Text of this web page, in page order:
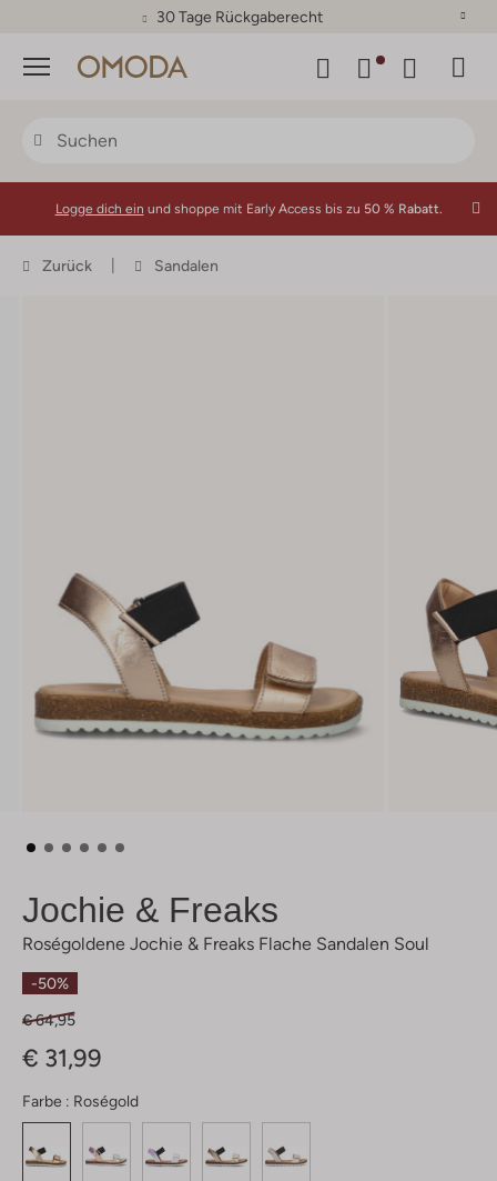
30 Tage Rückgaberecht
Menü
Logge dich ein und shoppe mit Early Access bis zu 50 % Rabatt.
Zurück Sandalen
Jochie & Freaks
Roségoldene Jochie & Freaks Flache Sandalen Soul
-50%
€ 64,95
€ 31,99
Farbe : Roségold